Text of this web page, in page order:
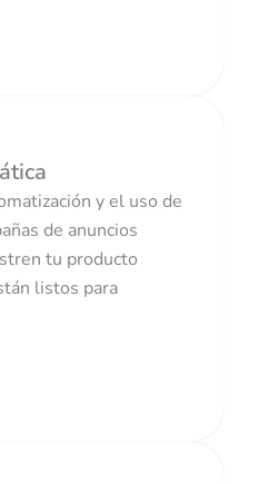
y el uso de
de anuncios
tu producto
listos para